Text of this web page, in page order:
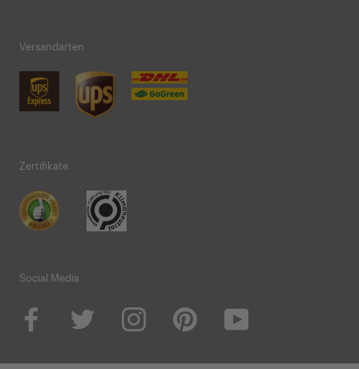
Versandarten
Zertifikate
Social Media